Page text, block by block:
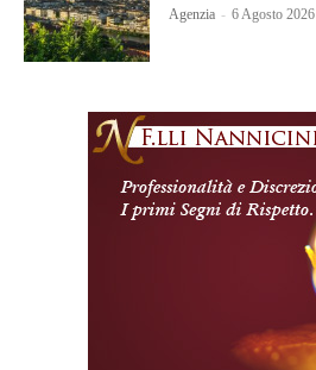
Agenzia - 6 Agosto 2026